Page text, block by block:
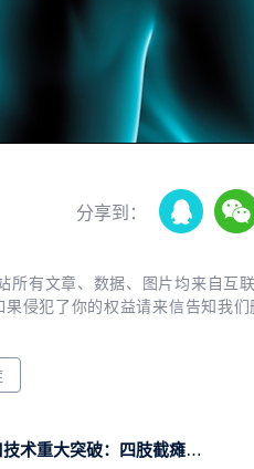
分享到：
所有文章、数据、图片均来自互
果侵犯了你的权益请来信告知我们
：四肢截瘫患者实现自主脑控喝水